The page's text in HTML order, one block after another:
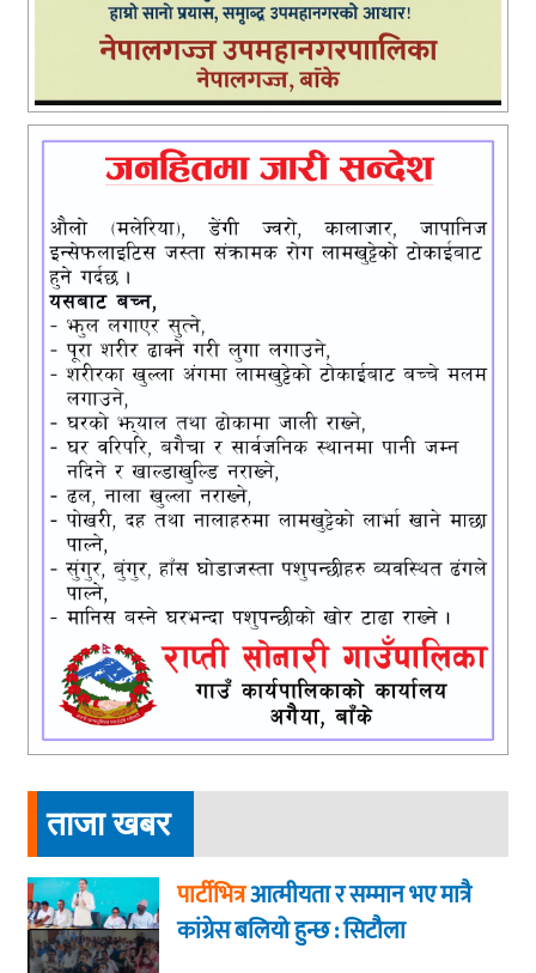
ताजा खबर
पार्टीभित्रआत्मीयता र सम्मान भए मात्रै
कांग्रेस बलियो हुन्छ : सिटौला